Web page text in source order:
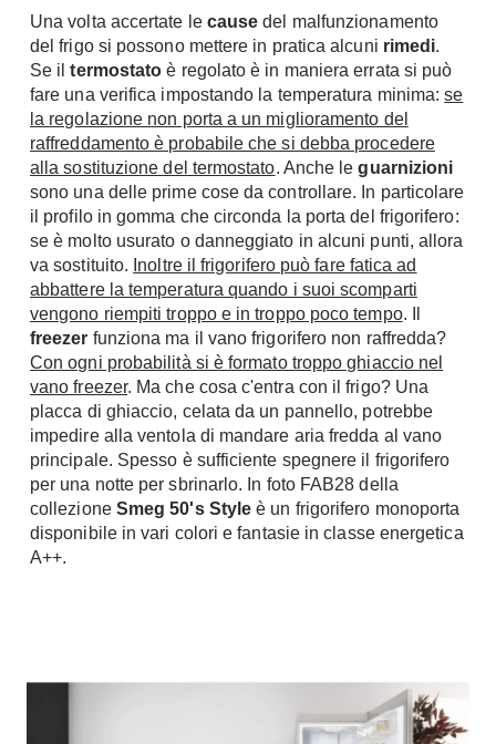
Camere Matrimoniali
Letti
Comodino
Camere Classiche
Lenzuola
Piumini
Letti Contenitore
Letti a Scomparsa
Armadi
Armadio ante Battenti
Armadi ante
Scorrevoli
Cabine Armadio
Armadi su misura
Armadi Angolo
I consigli sugli armadi
Il Verde
Restauri
Impianti
Hi-Fi
Televisori
Hi-Fi
Home-Theatre
Console
Porte
Blindate
Porte Interne
Porte Scorrevoli
Portoni
Maniglie
Finestre
Scale
Una volta accertate le cause del malfunzionamento
del frigo si possono mettere in pratica alcuni rimedi.
Se iltermostato è regolato è in maniera errata si può
fare una verifica impostando la temperatura minima:se
la regolazione non porta a un miglioramento del
raffreddamento è probabile che si debba procedere
alla sostituzione del termostato. Anche leguarnizioni
sono una delle prime cose da controllare. In particolare
il profilo in gomma che circonda la porta del frigorifero:
se è molto usurato o danneggiato in alcuni punti, allora
va sostituito. Inoltre il frigorifero può fare fatica ad
abbattere la temperatura quando i suoi scomparti
vengono riempiti troppo e in troppo poco tempo. Il
freezer funziona ma il vano frigorifero non raffredda?
Con ogni probabilità si è formato troppo ghiaccio nel
vano freezer. Ma che cosa c'entra con il frigo? Una
placca di ghiaccio, celata da un pannello, potrebbe
impedire alla ventola di mandare aria fredda al vano
principale. Spesso è sufficiente spegnere il frigorifero
per una notte per sbrinarlo. In foto FAB28 della
collezione Smeg 50's Style è un frigorifero monoporta
disponibile in vari colori e fantasie in classe energetica
A++.